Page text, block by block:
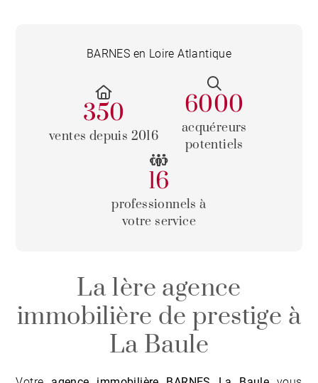
BARNES en Loire Atlantique
350
ventes depuis 2016
6000
acquéreurs
potentiels
16
professionnels à
votre service
La 1ère agence
immobilière de prestige à
La Baule